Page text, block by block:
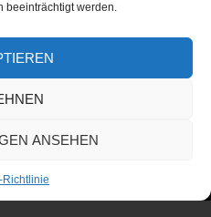
beeinträchtigt werden.
ANSEHEN
| ALTAMANN.com